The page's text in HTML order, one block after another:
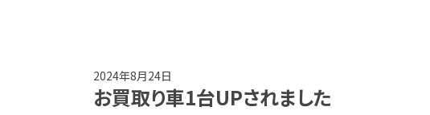
2024年8月24日
お買取り車1台UPされました